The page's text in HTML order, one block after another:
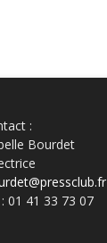
:
Bourdet
01 41 33 73 07